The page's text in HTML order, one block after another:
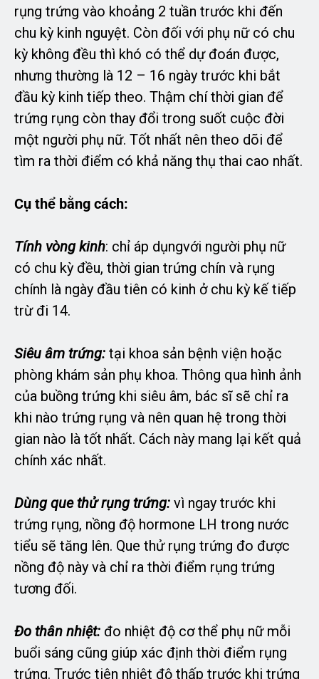
rụng trứng vào khoảng 2 tuần trước khi đến
chu kỳ kinh nguyệt. Còn đối với phụ nữ có chu
kỳ không đều thì khó có thể dự đoán được,
nhưng thường là 12 – 16 ngày trước khi bắt
đầu kỳ kinh tiếp theo. Thậm chí thời gian để
trứng rụng còn thay đổi trong suốt cuộc đời
một người phụ nữ. Tốt nhất nên theo dõi để
tìm ra thời điểm có khả năng thụ thai cao nhất.
Cụ thể bằng cách:
Tính vòng kinh: chỉ áp dụngvới người phụ nữ
có chu kỳ đều, thời gian trứng chín và rụng
chính là ngày đầu tiên có kinh ở chu kỳ kế tiếp
trừ đi 14.
Siêu âm trứng: tại khoa sản bệnh viện hoặc
phòng khám sản phụ khoa. Thông qua hình ảnh
của buồng trứng khi siêu âm, bác sĩ sẽ chỉ ra
khi nào trứng rụng và nên quan hệ trong thời
gian nào là tốt nhất. Cách này mang lại kết quả
chính xác nhất.
Dùng que thử rụng trứng: vì ngay trước khi
trứng rụng, nồng độ hormone LH trong nước
tiểu sẽ tăng lên. Que thử rụng trứng đo được
nồng độ này và chỉ ra thời điểm rụng trứng
tương đối.
Đo thân nhiệt: đo nhiệt độ cơ thể phụ nữ mỗi
buổi sáng cũng giúp xác định thời điểm rụng
trứng. Trước tiên nhiệt độ thấp trước khi trứng